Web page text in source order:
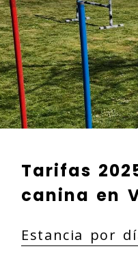
Tarifas
canina en
Estancia por